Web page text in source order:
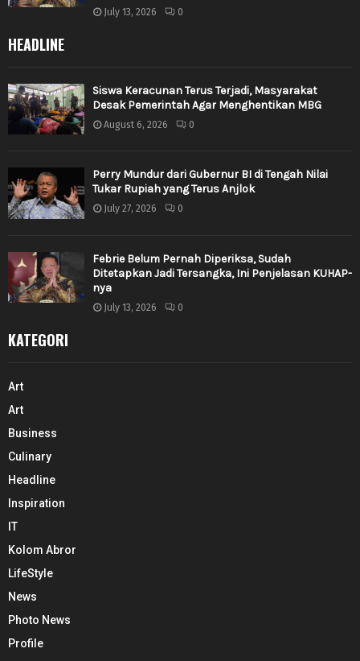
July 13, 2026 0
HEADLINE
Siswa Keracunan Terus Terjadi, Masyarakat
Desak Pemerintah Agar Menghentikan MBG
August 6, 2026 0
Perry Mundur dari Gubernur BI di Tengah Nilai
Tukar Rupiah yang Terus Anjlok
July 27, 2026 0
Febrie Belum Pernah Diperiksa, Sudah
Ditetapkan Jadi Tersangka, Ini Penjelasan KUHAP-
nya
July 13, 2026 0
KATEGORI
Art
Art
Business
Culinary
Headline
Inspiration
IT
Kolom Abror
LifeStyle
News
Photo News
Profile